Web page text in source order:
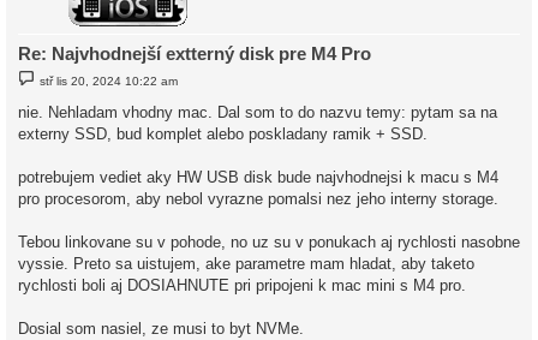
Re: Najvhodnejší extterný disk pre M4 Pro
s
p
e
stř lis 20, 2024 10:22 am
nie. Nehladam vhodny mac. Dal som to do nazvu temy: pytam sa na
externy SSD, bud komplet alebo poskladany ramik + SSD.
potrebujem vediet aky HW USB disk bude najvhodnejsi k macu s M4
pro procesorom, aby nebol vyrazne pomalsi nez jeho interny storage.
Tebou linkovane su v pohode, no uz su v ponukach aj rychlosti nasobne
vyssie. Preto sa uistujem, ake parametre mam hladat, aby taketo
rychlosti boli aj DOSIAHNUTE pri pripojeni k mac mini s M4 pro.
Dosial som nasiel, ze musi to byt NVMe.